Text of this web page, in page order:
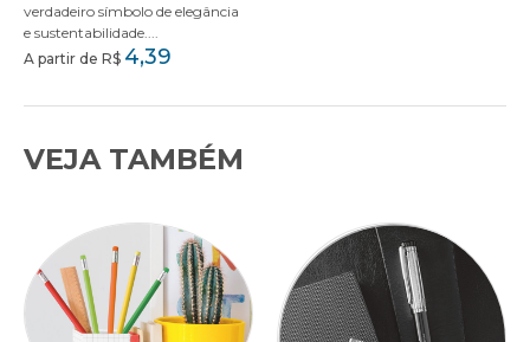
verdadeiro símbolo de elegância
e sustentabilidade....
A partir de R$ 4,39
VEJA TAMBÉM